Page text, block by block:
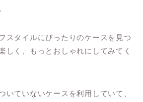
。
スタイルにぴったりのケースを見つ
しく、もっとおしゃれにしてみてく
いていないケースを利用していて、